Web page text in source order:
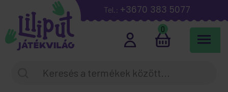
Tel.: +3670 383 5077
0